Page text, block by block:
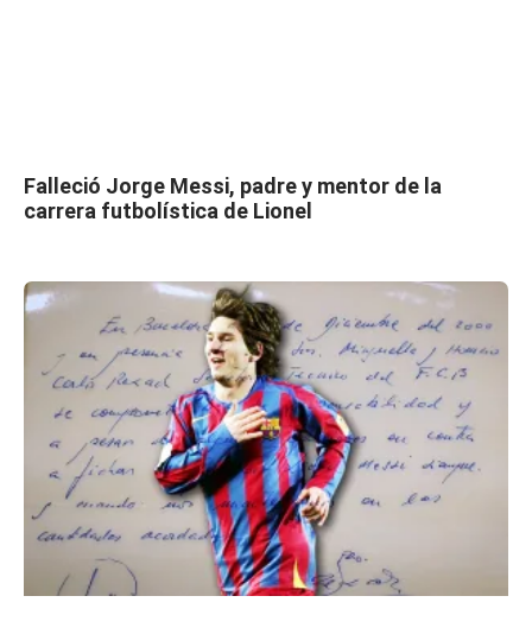
Falleció Jorge Messi, padre y mentor de la
carrera futbolística de Lionel